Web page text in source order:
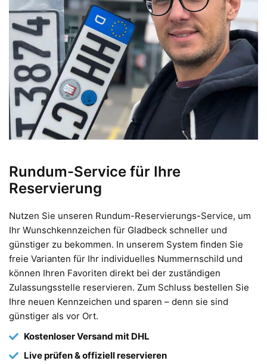
Rundum-Service für Ihre
Reservierung
Nutzen Sie unseren Rundum-Reservierungs-Service, um
Ihr Wunschkennzeichen für Gladbeck schneller und
günstiger zu bekommen. In unserem System finden Sie
freie Varianten für Ihr individuelles Nummernschild und
können Ihren Favoriten direkt bei der zuständigen
Zulassungsstelle reservieren. Zum Schluss bestellen Sie
Ihre neuen Kennzeichen und sparen – denn sie sind
günstiger als vor Ort.
Kostenloser Versand mit DHL
Live prüfen & offiziell reservieren